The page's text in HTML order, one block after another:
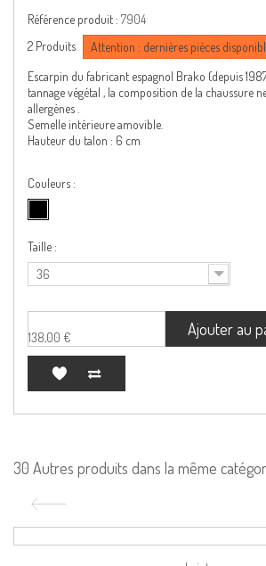
Référence produit : 7904
2 Produits
Attention : dernières pièces
Escarpin du fabricant espagnol Brako (depuis
tannage végétal , la composition de la chaussure
allergènes .
Semelle intérieure amovible.
Hauteur du talon : 6 cm
Couleurs :
Taille :
36
138,00 € Ajouter au
30 Autres produits dans la même